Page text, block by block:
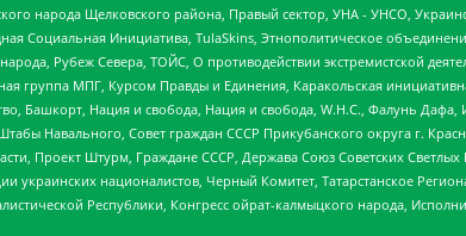
народа Щелковского района, Правый сектор, УНА - УНСО,
Социальная Инициатива, TulaSkins, Этнополитическое
Рубеж Севера, ТОЙС, О противодействии экстремистской
группа МПГ, Курсом Правды и Единения, Каракольская
Башкорт, Нация и свобода, Нация и свобода, W.H.С., Фалунь
Навального, Совет граждан СССР Прикубанского округа г.
Проект Штурм, Граждане СССР, Держава Союз Советских Светлых
националистов, Черный Комитет, Татарстанское
Республики, Конгресс ойрат-калмыцкого народа,